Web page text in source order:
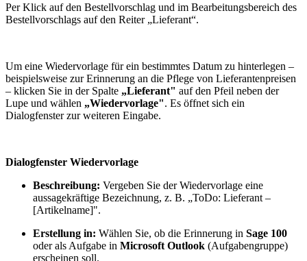
Per Klick auf den Bestellvorschlag und im Bearbeitungsbereich des
Bestellvorschlags auf den Reiter „Lieferant“.
Um eine Wiedervorlage für ein bestimmtes Datum zu hinterlegen –
beispielsweise zur Erinnerung an die Pflege von Lieferantenpreisen
– klicken Sie in der Spalte „Lieferant" auf den Pfeil neben der
Lupe und wählen „Wiedervorlage". Es öffnet sich ein
Dialogfenster zur weiteren Eingabe.
Dialogfenster Wiedervorlage
Beschreibung: Vergeben Sie der Wiedervorlage eine
aussagekräftige Bezeichnung, z. B. „ToDo: Lieferant –
[Artikelname]".
Erstellung in: Wählen Sie, ob die Erinnerung in Sage 100
oder als Aufgabe in Microsoft Outlook (Aufgabengruppe)
erscheinen soll.